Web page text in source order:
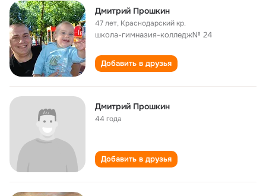
Дмитрий Прошкин
47 лет, Краснодарский кр.
школа-гимназия-колледж№ 24
Добавить в друзья
Дмитрий Прошкин
44 года
Добавить в друзья